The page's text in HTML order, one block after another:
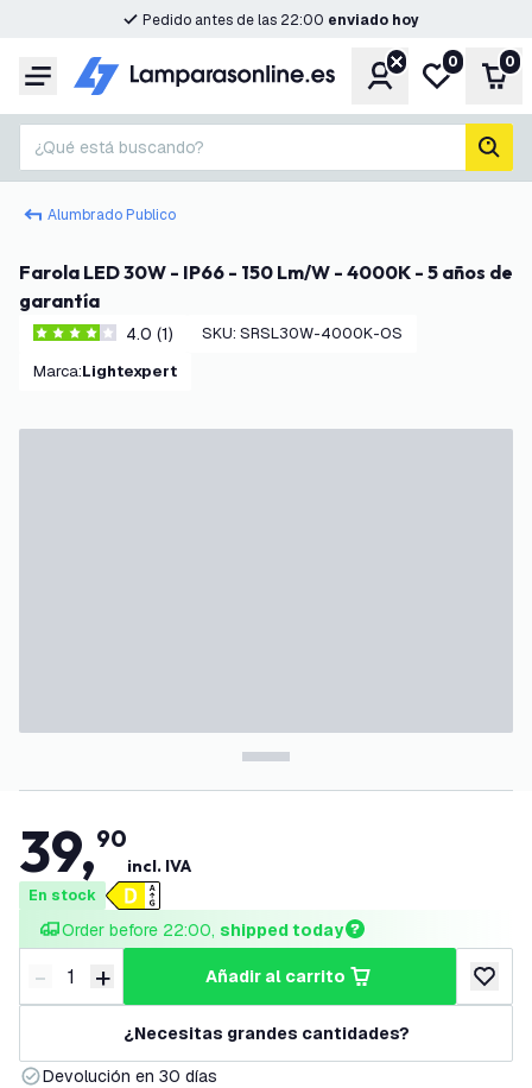
Pedido antes de las 22:00 enviado hoy
Menú CuentaMi lista de
0 0
¿Qué está buscando?
Alumbrado Publico
Farola LED 30W - IP66 - 150 Lm/W - 4000K - 5 años de
garantía
4 estrellas de puntuación
4.0 (1) SKU: SRSL30W-4000K-OS
Marca: Lightexpert
39,90
incl. IVA
En stock
Order before 22:00, shipped today
Disminuir cantidad
- Aumentar cantidad
+ añadir al carrito
añadir
¿Necesitas grandes cantidades?
Devolución en 30 días